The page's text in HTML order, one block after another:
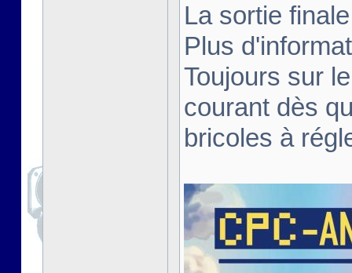
La sortie
Plus
Toujours sur
courant dès
bricoles à